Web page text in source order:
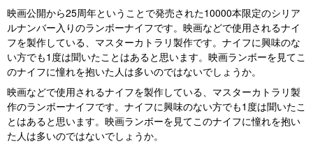
映画公開から25周年ということで発売された10000本限定のシリア
ルナンバー入りのランボーナイフです。映画などで使用されるナイ
フを製作している、マスターカトラリ製作です。ナイフに興味のな
い方でも1度は聞いたことはあると思います。映画ランボーを見てこ
のナイフに憧れを抱いた人は多いのではないでしょうか。
映画などで使用されるナイフを製作している、マスターカトラリ製
作のランボーナイフです。ナイフに興味のない方でも1度は聞いたこ
とはあると思います。映画ランボーを見てこのナイフに憧れを抱い
た人は多いのではないでしょうか。